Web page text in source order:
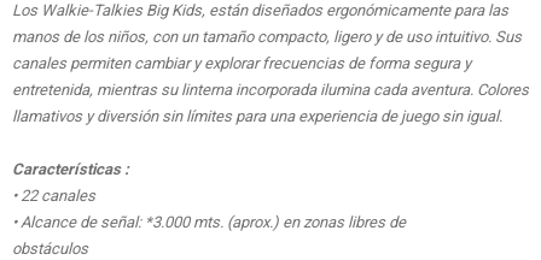
Los Walkie-Talkies Big Kids, están diseñados ergonómicamente para las
manos de los niños, con un tamaño compacto, ligero y de uso intuitivo. Sus
canales permiten cambiar y explorar frecuencias de forma segura y
entretenida, mientras su linterna incorporada ilumina cada aventura. Colores
llamativos y diversión sin límites para una experiencia de juego sin igual.
Características :
• 22 canales
• Alcance de señal: *3.000 mts. (aprox.) en zonas libres de
obstáculos